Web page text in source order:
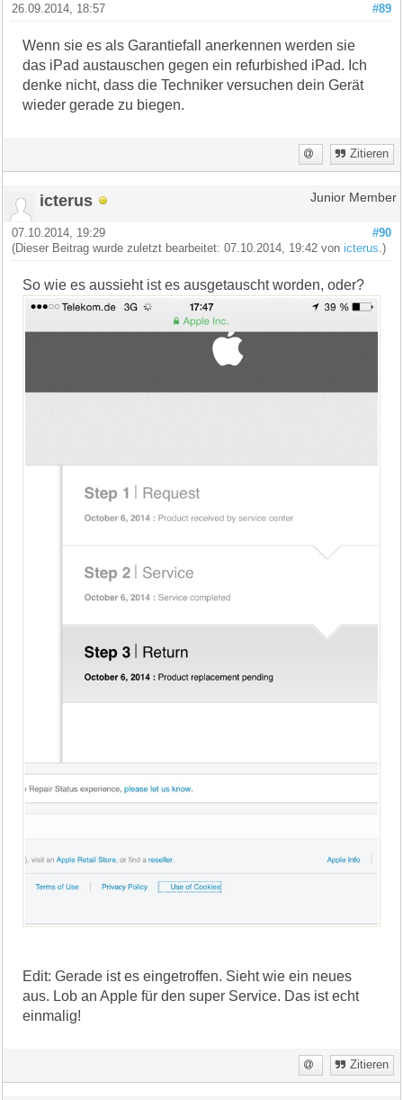
#89
26.09.2014, 18:57
Wenn sie es als Garantiefall anerkennen werden sie
das iPad austauschen gegen ein refurbished iPad. Ich
denke nicht, dass die Techniker versuchen dein Gerät
wieder gerade zu biegen.
Zitieren
icterus Junior Member
#90
07.10.2014, 19:29
(Dieser Beitrag wurde zuletzt bearbeitet: 07.10.2014, 19:42 vonicterus .)
So wie es aussieht ist es ausgetauscht worden, oder?
Edit: Gerade ist es eingetroffen. Sieht wie ein neues
aus. Lob an Apple für den super Service. Das ist echt
einmalig!
Zitieren